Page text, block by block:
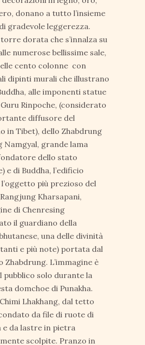
donano a tutto l’insieme
gradevole leggerezza.
dorata che s’innalza su
numerose bellissime sale,
cento colonne con
dipinti murali che illustrano
alle imponenti statue
Rinpoche, (considerato
diffusore del
in Tibet), dello Zhabdrung
Namgyal, grande lama
dello stato
e di Buddha, l’edificio
più prezioso del
Kharsapani,
di Chenresing
il guardiano della
una delle divinità
e più note) portata dal
Zhabdrung. L’immagine è
pubblico solo durante la
domchoe di Punakha.
Lhakhang, dal tetto
da file di ruote di
e da lastre in pietra
scolpite. Pranzo in